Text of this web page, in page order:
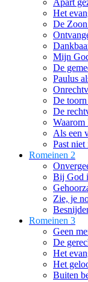
Apart
Het
De
Mijn
De
Paulus
De
De
Waarom
Als een
Past
Romeinen 2
Bij God
Zie, je
Romeinen 3
Geen
De
Het
Het
Buiten